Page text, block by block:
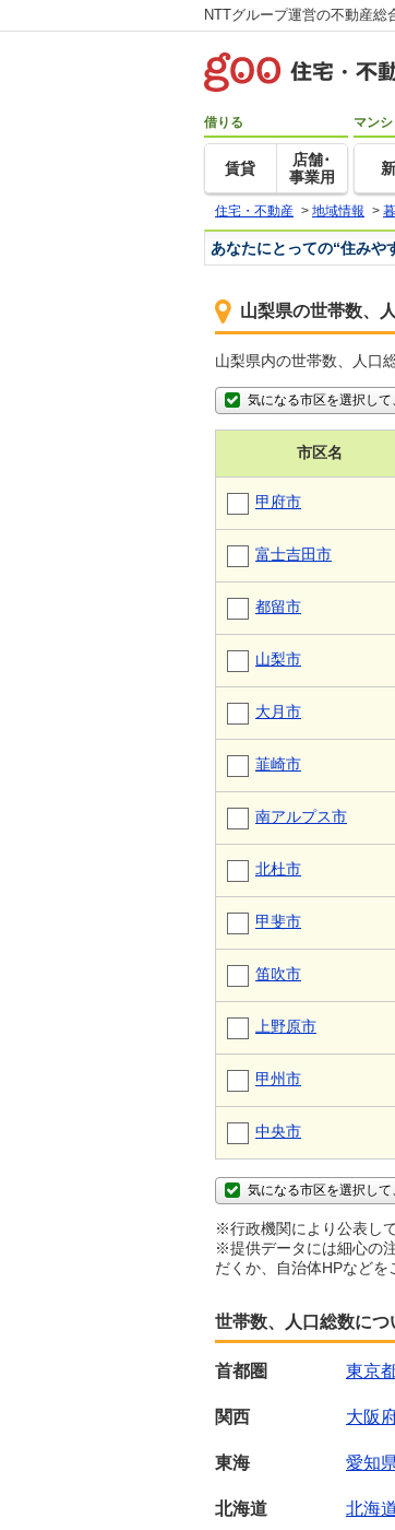
NTTグループ運営の不動産総
借りる
賃貸
店舗･
事業用
マン
住宅・不動産 > 地域情報 >
あなたにとっての“住みや
山梨県の世帯数、
山梨県内の世帯数、人口
気になる市区を選択して
市区名
甲府市
富士吉田市
都留市
山梨市
大月市
韮崎市
南アルプス市
北杜市
甲斐市
笛吹市
上野原市
甲州市
中央市
気になる市区を選択して
※行政機関により公表し
※提供データには細心の
だくか、自治体HPなどを
世帯数、人口総数に
首都圏 東京
関西 大阪
東海 愛知
北海道 北海